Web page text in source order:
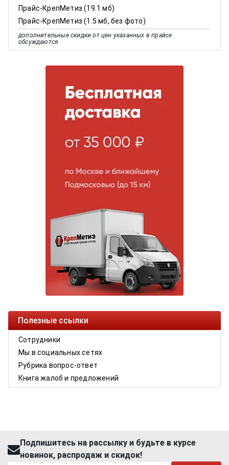
Прайс-КрепМетиз (19.1 мб)
Прайс-КрепМетиз (1.5 мб, без фото)
дополнительные скидки от цен указанных в прайсе
обсуждаются.
Полезные ссылки
Сотрудники
Мы в социальных сетях
Рубрика вопрос-ответ
Книга жалоб и предложений
Подпишитесь на рассылку и будьте в курсе
новинок, распродаж и скидок!